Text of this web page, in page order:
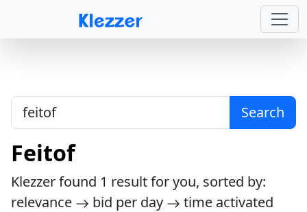
Search
Feitof
Klezzer found 1 result for you, sorted by:
relevance
bid per day time activated